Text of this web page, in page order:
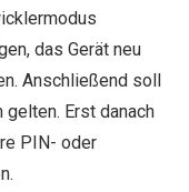
das Gerät neu
Anschließend soll
Erst danach
PIN- oder